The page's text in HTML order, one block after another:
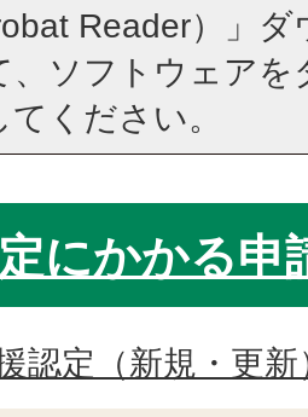
Reader）」
、ソフトウェア
ください。
にかかる申
認定（新規・更新